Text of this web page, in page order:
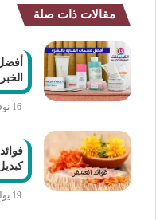
مقالات ذات صلة
16 نوفمبر، 2022
19 يوليو، 2022